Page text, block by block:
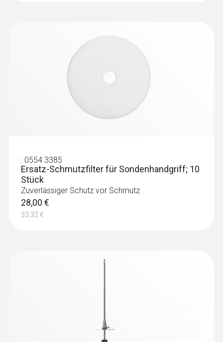
: 0554 3385
Ersatz-Schmutzfilter für Sondenhandgriff; 10
Stück
Zuverlässiger Schutz vor Schmutz
28,00 €
33,32 €